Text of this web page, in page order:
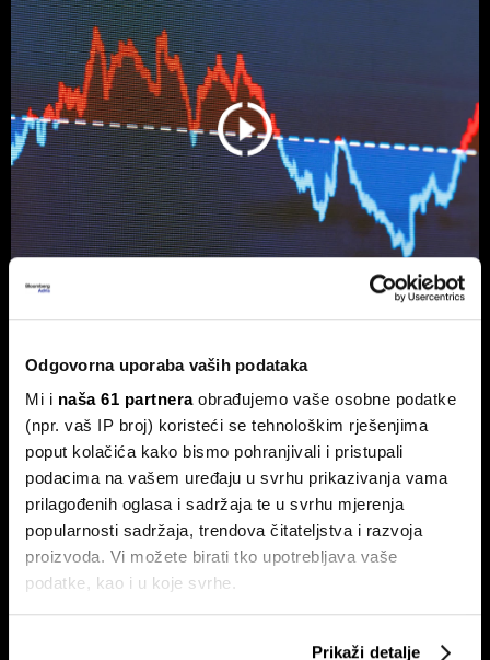
Odgovorna uporaba vaših podataka
Mi i naša 61 partneraobrađujemo vaše osobne podatke
(npr. vaš IP broj) koristeći se tehnološkim rješenjima
poput kolačića kako bismo pohranjivali i pristupali
podacima na vašem uređaju u svrhu prikazivanja vama
prilagođenih oglasa i sadržaja te u svrhu mjerenja
popularnosti sadržaja, trendova čitateljstva i razvoja
proizvoda. Vi možete birati tko upotrebljava vaše
podatke, kao i u koje svrhe.
Prikaži detalje
lov na 'savršen trenutak' loša
strategija?
Povijesni podaci pokazuju da su lipanj i srpanj mjeseci s
najmanjom volatilnošću na burzama.